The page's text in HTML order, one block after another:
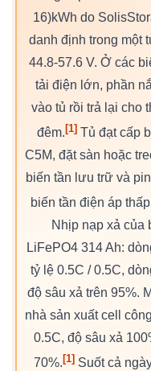
16)kWh do
danh định trong một
44.8-57.6 V. Ở các
tải điện lớn, phần
vào tủ rồi trả lại cho
đêm.[1]Tủ đạt cấp
C5M, đặt sàn hoặc
biến tần lưu trữ và
biến tần điện áp
Nhịp nạp xả của
LiFePO4 314 Ah:
tỷ lệ 0.5C / 0.5C,
độ sâu xả trên 95%.
nhà sản xuất cell
0.5C, độ sâu xả
70%. [1] Suốt cả